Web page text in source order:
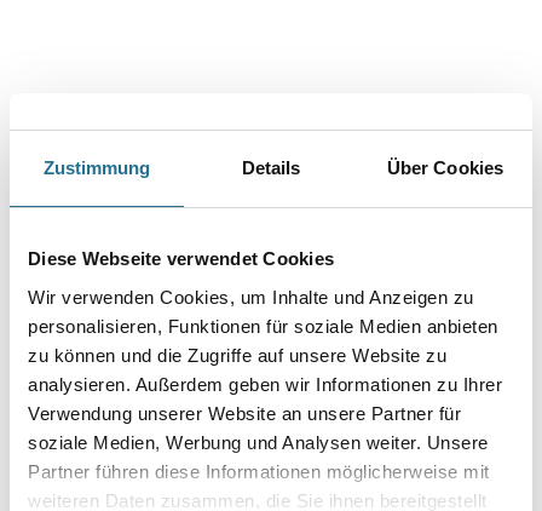
Zustimmung Details Über Cookies
Diese Webseite verwendet Cookies
Wir verwenden Cookies, um Inhalte und Anzeigen zu
personalisieren, Funktionen für soziale Medien anbieten
zu können und die Zugriffe auf unsere Website zu
analysieren. Außerdem geben wir Informationen zu Ihrer
Verwendung unserer Website an unsere Partner für
soziale Medien, Werbung und Analysen weiter. Unsere
Partner führen diese Informationen möglicherweise mit
weiteren Daten zusammen, die Sie ihnen bereitgestellt
Produkteigenschaft
- Schlagregendicht
- Schmutzabweisend
- Hoch diffusionsfähig
- Universell einsetzbar
Verarbeitungstemp./Luftfeuchte
Kann gestrichen, airless gespritzt oder mit der Walze aufgebracht
werden. Zur Grundbeschichtung kann CasaSilan bis 3 % mit
Wasser verdünnt
werden. Die Endbeschichtung erfolgt unverdünnt. Nicht bei
Temperaturen